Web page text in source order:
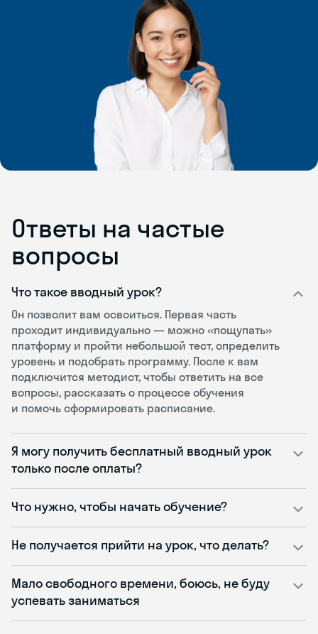
Ответы на частые
вопросы
Что такое вводный урок?
Он позволит вам освоиться. Первая часть
проходит индивидуально — можно «пощупать»
платформу и пройти небольшой тест, определить
уровень и подобрать программу. После к вам
подключится методист, чтобы ответить на все
вопросы, рассказать о процессе обучения
и помочь сформировать расписание.
Я могу получить бесплатный вводный урок
только после оплаты?
Что нужно, чтобы начать обучение?
Не получается прийти на урок, что делать?
Мало свободного времени, боюсь, не буду
успевать заниматься